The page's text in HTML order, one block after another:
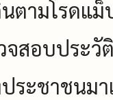
ตามโรดแ
สอบประวั
ระชาชนม